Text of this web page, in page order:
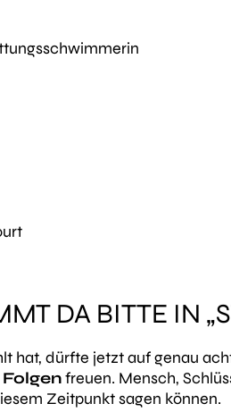
DA BITTE IN
hat, dürfte jetzt auf genau
freuen. Mensch,
Zeitpunkt sagen können.